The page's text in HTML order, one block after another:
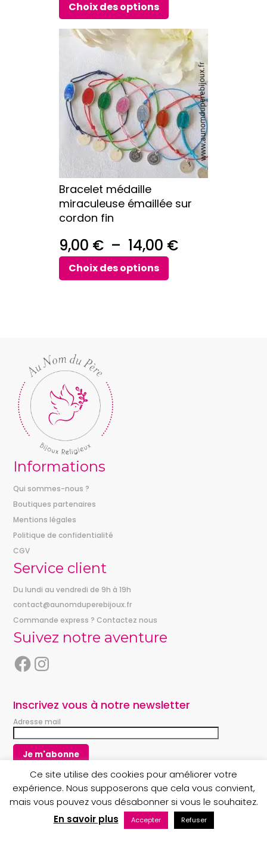
prix :
74,00 €
à
108,00 €
Choix des options
Bracelet médaille
miraculeuse émaillée sur
cordon fin
9,00 € – 14,00 €Plage
Choix des options
produit
plusieurs
variations.
Les
options
peuvent
choisies
sur
la
page
du
produit
Informations
Qui sommes-nous ?
Boutiques partenaires
Mentions légales
Politique de confidentialité
CGV
Service client
Du lundi au vendredi de 9h à 19h
contact@aunomduperebijoux.fr
Commande express ? Contactez nous
Suivez notre aventure
F
e
b
o
k
t
a
g
a
m
Inscrivez vous à notre newsletter
Adresse mail
Copyright © 2023 Au nom du Père boutique
Maintenance web par Bluekat Digital
Ce site utilise des cookies pour améliorer votre
expérience. Nous supposerons que cela vous convient,
mais vous pouvez vous désabonner si vous le souhaitez.
En savoir plus
Accepter Refuser